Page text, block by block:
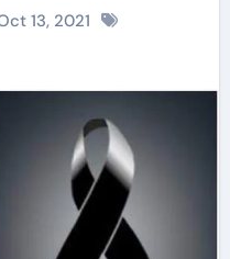
13, 2021